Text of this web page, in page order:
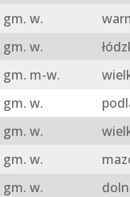
gm. w.
gm. w.
gm. m-w.
gm. w.
gm. w.
gm. w.
gm. w.